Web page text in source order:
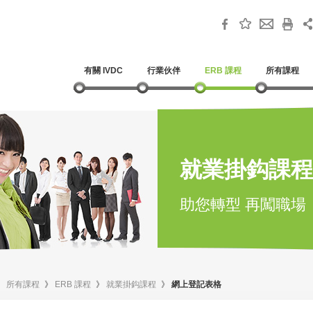
有關 IVDC 行業伙伴 ERB 課程 所有課程
就業掛鈎課程
助您轉型 再闖職場
所有課程 》 ERB 課程 》 就業掛鈎課程 》 網上登記表格